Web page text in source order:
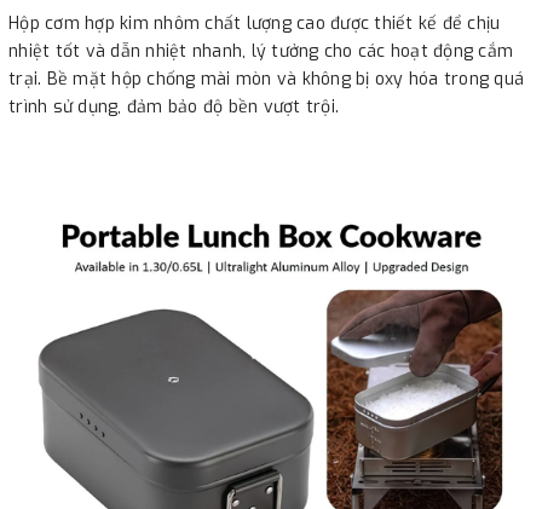
Hộp cơm hợp kim nhôm chất lượng cao được thiết kế để chịu
nhiệt tốt và dẫn nhiệt nhanh, lý tưởng cho các hoạt động cắm
trại. Bề mặt hộp chống mài mòn và không bị oxy hóa trong quá
trình sử dụng, đảm bảo độ bền vượt trội.